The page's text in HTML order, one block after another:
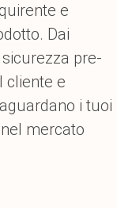
e
Dai
pre-
cliente e
i tuoi
mercato